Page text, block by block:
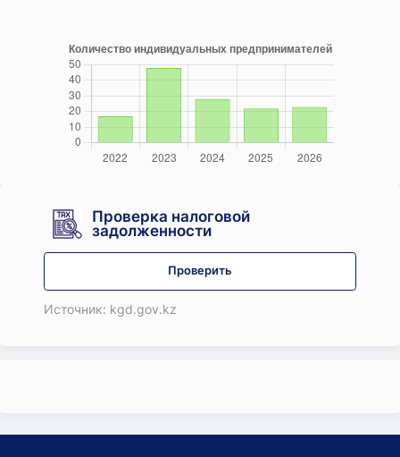
Проверка налоговой
задолженности
Проверить
Источник: kgd.gov.kz